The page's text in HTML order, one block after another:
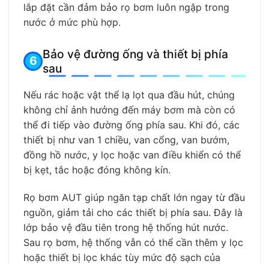
lắp đặt cần đảm bảo rọ bơm luôn ngập trong
nước ở mức phù hợp.
Bảo vệ đường ống và thiết bị phía
sau
Nếu rác hoặc vật thể lạ lọt qua đầu hút, chúng
không chỉ ảnh hưởng đến máy bơm mà còn có
thể đi tiếp vào đường ống phía sau. Khi đó, các
thiết bị như van 1 chiều, van cổng, van bướm,
đồng hồ nước, y lọc hoặc van điều khiển có thể
bị kẹt, tắc hoặc đóng không kín.
Rọ bơm AUT giúp ngăn tạp chất lớn ngay từ đầu
nguồn, giảm tải cho các thiết bị phía sau. Đây là
lớp bảo vệ đầu tiên trong hệ thống hút nước.
Sau rọ bơm, hệ thống vẫn có thể cần thêm y lọc
hoặc thiết bị lọc khác tùy mức độ sạch của